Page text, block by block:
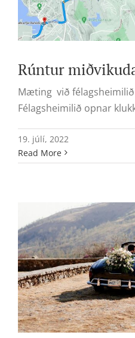
Rúntur
Mæting við
Félagsheimilið opnar
19. júlí, 2022
Read More